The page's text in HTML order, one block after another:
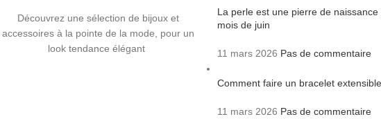
Découvrez une sélection de bijoux et
accessoires à la pointe de la mode, pour un
look tendance élégant
La perle est une pierre de naissance
mois de juin
11 mars 2026 Pas de commentaire
Comment faire un bracelet extensible
11 mars 2026 Pas de commentaire